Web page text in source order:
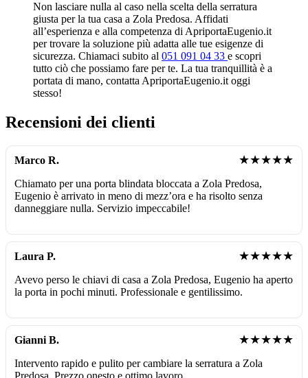
Non lasciare nulla al caso nella scelta della serratura
giusta per la tua casa a Zola Predosa. Affidati
all’esperienza e alla competenza di ApriportaEugenio.it
per trovare la soluzione più adatta alle tue esigenze di
sicurezza. Chiamaci subito al 051 091 04 33 e scopri
tutto ciò che possiamo fare per te. La tua tranquillità è a
portata di mano, contatta ApriportaEugenio.it oggi
stesso!
Recensioni dei clienti
Marco R. ★★★★★
Chiamato per una porta blindata bloccata a Zola Predosa,
Eugenio è arrivato in meno di mezz’ora e ha risolto senza
danneggiare nulla. Servizio impeccabile!
Laura P. ★★★★★
Avevo perso le chiavi di casa a Zola Predosa, Eugenio ha aperto
la porta in pochi minuti. Professionale e gentilissimo.
Gianni B. ★★★★★
Intervento rapido e pulito per cambiare la serratura a Zola
Predosa. Prezzo onesto e ottimo lavoro.